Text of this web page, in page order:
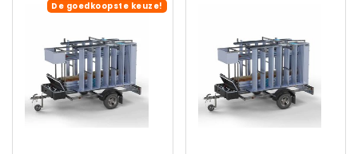
De goedkoopste keuze!